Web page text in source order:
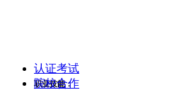
职业技能：
认证考试
院校合作